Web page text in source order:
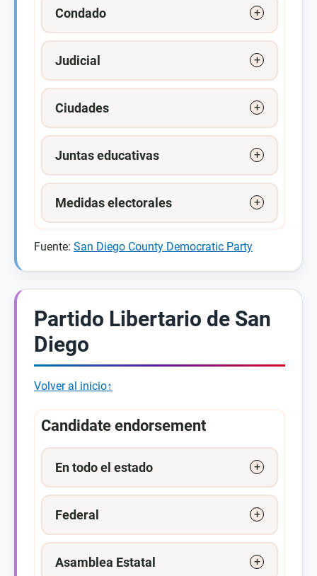
Condado
Judicial
Ciudades
Juntas educativas
Medidas electorales
Fuente: San Diego County Democratic Party
Partido Libertario de San
Diego
Volver al inicio↑
Candidate endorsement
En todo el estado
Federal
Asamblea Estatal